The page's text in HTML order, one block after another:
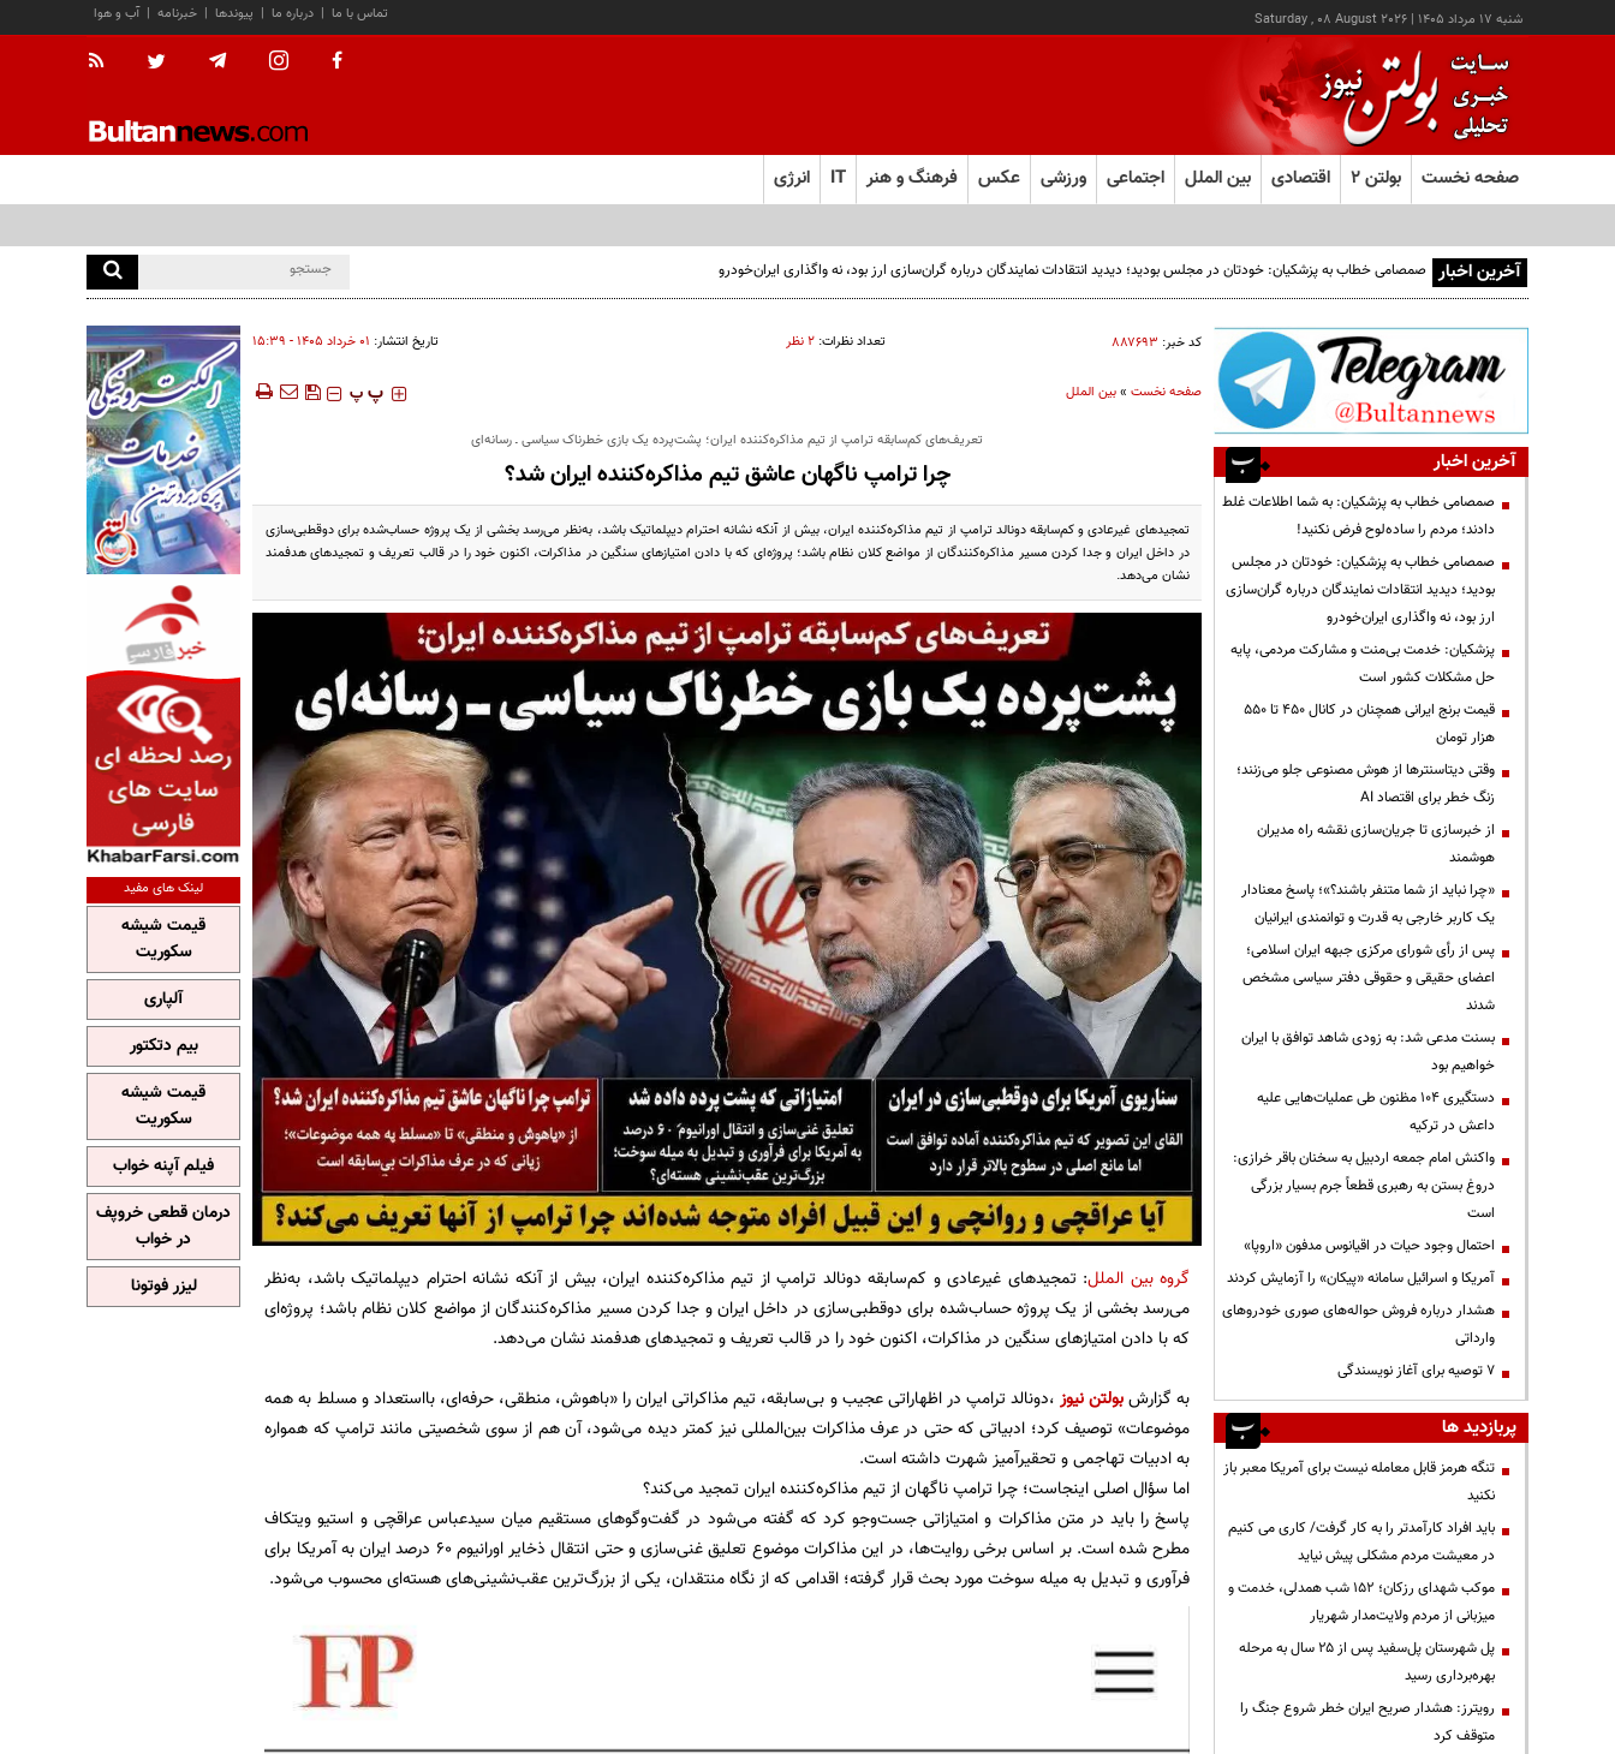
شنبه ۱۷ مرداد ۱۴۰۵ |
Saturday , 08 August 2026 آب و هوا | خبرنامه | پیوندها | درباره ما | تماس با ما
صفحه نخست بولتن ۲ اقتصادی بین الملل اجتماعی ورزشی عکس فرهنگ و هنر IT انرژی
آخرین اخبار
کد خبر: ۸۸۷۶۹۳ تعداد نظرات: ۲ نظر تاریخ انتشار: ۰۱ خرداد ۱۴۰۵ - ۱۵:۳۹
صفحه نخست»بین الملل ‍‍‍ پ پ
تعریف‌های کم‌سابقه ترامپ از تیم مذاکره‌کننده ایران؛ پشت‌پرده یک بازی خطرناک سیاسی ـ رسانه‌ای
چرا ترامپ ناگهان عاشق تیم مذاکره‌کننده ایران شد؟
تمجیدهای غیرعادی و کم‌سابقه دونالد ترامپ از تیم مذاکره‌کننده ایران، بیش از آنکه نشانه احترام دیپلماتیک باشد، به‌نظر می‌رسد بخشی از یک پروژه حساب‌شده برای دوقطبی‌سازی
در داخل ایران و جدا کردن مسیر مذاکره‌کنندگان از مواضع کلان نظام باشد؛ پروژه‌ای که با دادن امتیازهای سنگین در مذاکرات، اکنون خود را در قالب تعریف و تمجیدهای هدفمند
نشان می‌دهد.
گروه بین الملل: تمجیدهای غیرعادی و کم‌سابقه دونالد ترامپ از تیم مذاکره‌کننده ایران، بیش از آنکه نشانه احترام دیپلماتیک باشد، به‌نظر
می‌رسد بخشی از یک پروژه حساب‌شده برای دوقطبی‌سازی در داخل ایران و جدا کردن مسیر مذاکره‌کنندگان از مواضع کلان نظام باشد؛ پروژه‌ای
که با دادن امتیازهای سنگین در مذاکرات، اکنون خود را در قالب تعریف و تمجیدهای هدفمند نشان می‌دهد.
به گزارشبولتن نیوز،دونالد ترامپ در اظهاراتی عجیب و بی‌سابقه، تیم مذاکراتی ایران را «باهوش، منطقی، حرفه‌ای، بااستعداد و مسلط به همه
موضوعات» توصیف کرد؛ ادبیاتی که حتی در عرف مذاکرات بین‌المللی نیز کمتر دیده می‌شود، آن هم از سوی شخصیتی مانند ترامپ که همواره
به ادبیات تهاجمی و تحقیرآمیز شهرت داشته است.
اما سؤال اصلی اینجاست؛ چرا ترامپ ناگهان از تیم مذاکره‌کننده ایران تمجید می‌کند؟
پاسخ را باید در متن مذاکرات و امتیازاتی جست‌وجو کرد که گفته می‌شود در گفت‌وگوهای مستقیم میان سیدعباس عراقچی و استیو ویتکاف
مطرح شده است. بر اساس برخی روایت‌ها، در این مذاکرات موضوع تعلیق غنی‌سازی و حتی انتقال ذخایر اورانیوم ۶۰ درصد ایران به آمریکا برای
فرآوری و تبدیل به میله سوخت مورد بحث قرار گرفته؛ اقدامی که از نگاه منتقدان، یکی از بزرگ‌ترین عقب‌نشینی‌های هسته‌ای محسوب می‌شود.
آخرین اخبار
صمصامی خطاب به پزشکیان: به شما اطلاعات غلط
دادند؛ مردم را ساده‌لوح فرض نکنید!
صمصامی خطاب به پزشکیان: خودتان در مجلس
بودید؛ دیدید انتقادات نمایندگان درباره گران‌سازی
ارز بود، نه واگذاری ایران‌خودرو
پزشکیان: خدمت بی‌منت و مشارکت مردمی، پایه
حل مشکلات کشور است
قیمت‌ برنج ایرانی همچنان در کانال ۴۵۰ تا ۵۵۰
هزار تومان
وقتی دیتاسنترها از هوش مصنوعی جلو می‌زنند؛
زنگ خطر برای اقتصاد AI
از خبرسازی تا جریان‌سازی نقشه راه مدیران
هوشمند
«چرا نباید از شما متنفر باشند؟»؛ پاسخ معنادار
یک کاربر خارجی به قدرت و توانمندی ایرانیان
پس از رأی شورای مرکزی جبهه ایران اسلامی؛
اعضای حقیقی و حقوقی دفتر سیاسی مشخص
شدند
بسنت مدعی شد: به زودی شاهد توافق با ایران
خواهیم بود
دستگیری ۱۰۴ مظنون طی عملیات‌هایی علیه
داعش در ترکیه
واکنش امام جمعه اردبیل به سخنان باقر خرازی:
دروغ بستن به رهبری قطعاً جرم بسیار بزرگی
است
احتمال وجود حیات در اقیانوس مدفون «اروپا»
آمریکا و اسرائیل سامانه «پیکان» را آزمایش کردند
هشدار درباره فروش حواله‌های صوری خودروهای
وارداتی
۷ توصیه برای آغاز نویسندگی
پربازدید ها
تنگه هرمز قابل معامله نیست برای آمریکا معبر باز
نکنید
باید افراد کارآمدتر را به کار گرفت/ کاری می کنیم
در معیشت مردم مشکلی پیش نیاید
موکب شهدای رزکان؛ ۱۵۲ شب همدلی، خدمت و
میزبانی از مردم ولایت‌مدار شهریار
پل شهرستان پل‌سفید پس از ۲۵ سال به مرحله
بهره‌برداری رسید
رویترز: هشدار صریح ایران خطر شروع جنگ را
متوقف کرد
لینک های مفید
قیمت شیشه
سکوریت
آلپاری
بیم دتکتور
قیمت شیشه
سکوریت
فیلم آپنه خواب
درمان قطعی خروپف
در خواب
لیزر فوتونا